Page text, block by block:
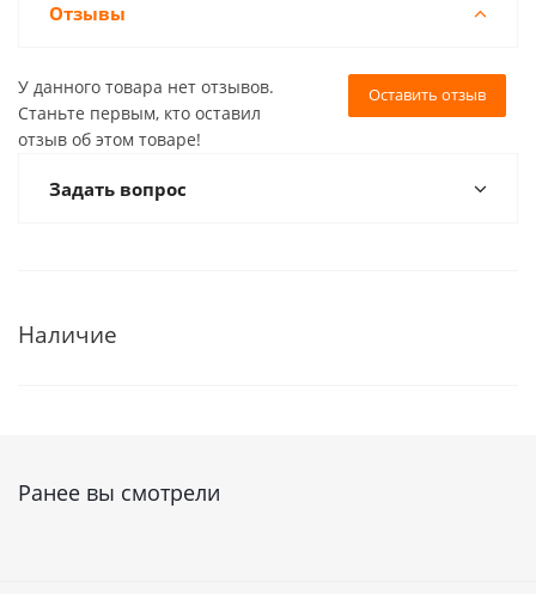
Отзывы
Оставить отзыв
У данного товара нет отзывов.
Станьте первым, кто оставил
отзыв об этом товаре!
Задать вопрос
Наличие
Ранее вы смотрели